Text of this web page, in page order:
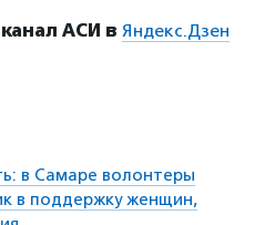
АСИ в Яндекс.Дзен
в Самаре волонтеры
в поддержку женщин,